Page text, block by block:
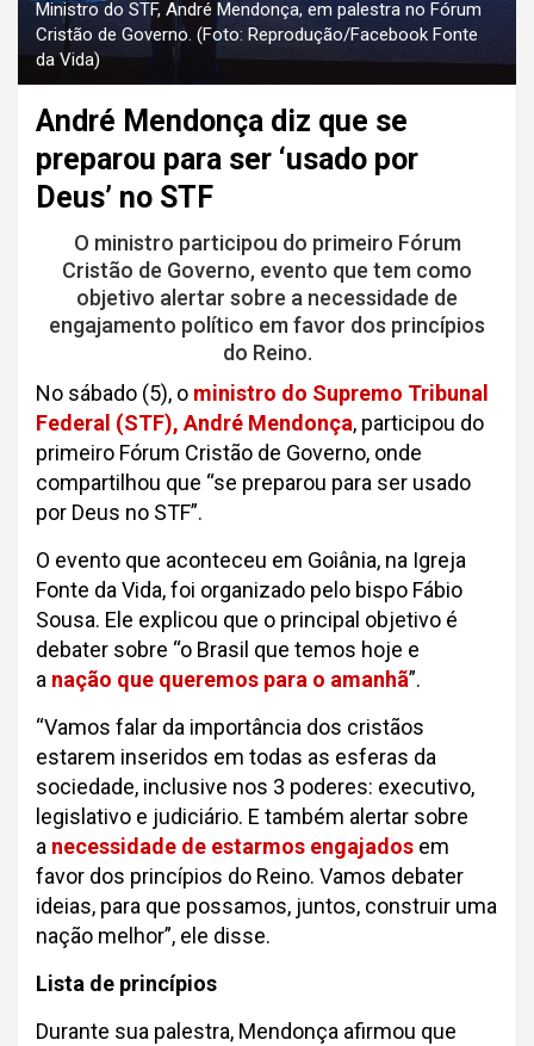
Ministro do STF, André Mendonça, em palestra no Fórum
Cristão de Governo. (Foto: Reprodução/Facebook Fonte
da Vida)
André Mendonça diz que se
preparou para ser ‘usado por
Deus’ no STF
O ministro participou do primeiro Fórum
Cristão de Governo, evento que tem como
objetivo alertar sobre a necessidade de
engajamento político em favor dos princípios
do Reino.
No sábado (5), o ministro do Supremo Tribunal
Federal (STF), André Mendonça, participou do
primeiro Fórum Cristão de Governo, onde
compartilhou que “se preparou para ser usado
por Deus no STF”.
O evento que aconteceu em Goiânia, na Igreja
Fonte da Vida, foi organizado pelo bispo Fábio
Sousa. Ele explicou que o principal objetivo é
debater sobre “o Brasil que temos hoje e
a nação que queremos para o amanhã”.
“Vamos falar da importância dos cristãos
estarem inseridos em todas as esferas da
sociedade, inclusive nos 3 poderes: executivo,
legislativo e judiciário. E também alertar sobre
a necessidade de estarmos engajados em
favor dos princípios do Reino. Vamos debater
ideias, para que possamos, juntos, construir uma
nação melhor”, ele disse.
Lista de princípios
Durante sua palestra, Mendonça afirmou que